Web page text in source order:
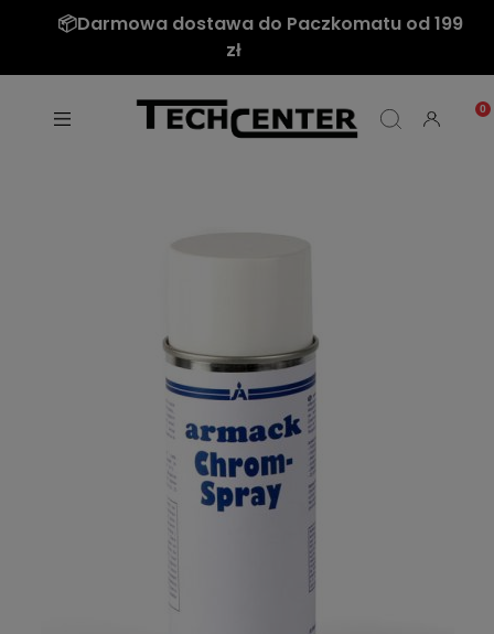
Nie mamy tego czego szukasz? Napisz do
nas: sklep@techcenter.pl